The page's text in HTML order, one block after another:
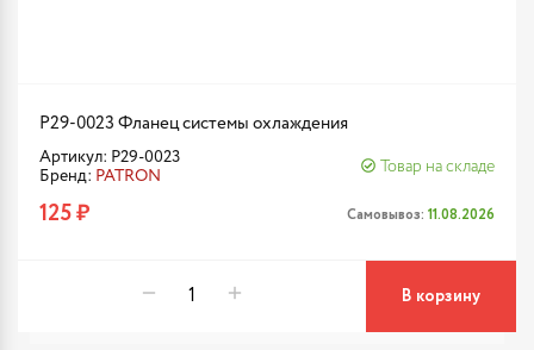
P29-0023 Фланец системы охлаждения
Артикул: P29-0023
Бренд: PATRON
Товар на складе
125 ₽ Самовывоз: 11.08.2026
В корзину